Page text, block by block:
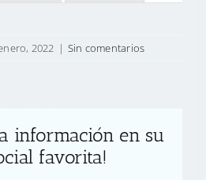
2022 | Sin comentarios
información en su
favorita!